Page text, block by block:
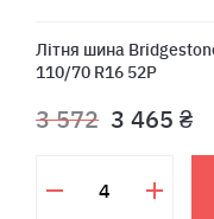
Літня шина
110/70 R16 52P
3 572 3 465 ₴